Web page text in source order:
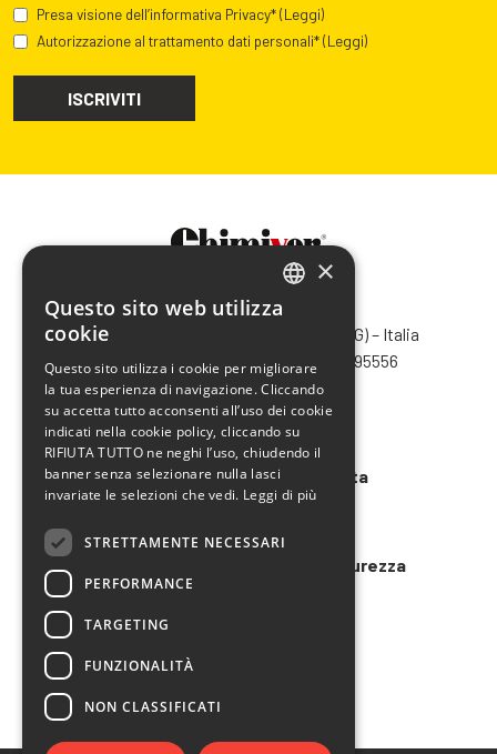
Presa visione dell’informativa Privacy*(Leggi)
Autorizzazione al trattamento dati personali*(Leggi)
CHIMIVER PANSERI S.p.A.
Via Bergamo, 1401 – 24030 Pontida (BG) – Italia
Tel.
+39 035 795031
– Fax +39 035 795556
info@chimiver.com
Faq
Condizioni generali di vendita
Modello 231 e Organigramma Sicurezza
FRENCH
SPANISH
×
Questo sito web utilizza
cookie
Questo sito utilizza i cookie per migliorare
la tua esperienza di navigazione. Cliccando
su accetta tutto acconsenti all’uso dei cookie
indicati nella cookie policy, cliccando su
RIFIUTA TUTTO ne neghi l’uso, chiudendo il
banner senza selezionare nulla lasci
invariate le selezioni che vedi. Leggi di più
STRETTAMENTE NECESSARI
PERFORMANCE
TARGETING
FUNZIONALITÀ
NON CLASSIFICATI